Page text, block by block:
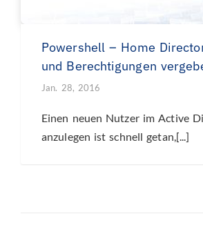
Powershell – Home
und Berechtigungen
Jan. 28, 2016
Einen neuen Nutzer im Active
anzulegen ist schnell getan,[...]